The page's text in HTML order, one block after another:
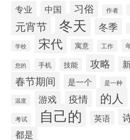
专业 中国 习俗 作者
元宵节 冬天 冬季
学校 宋代 寓意 工作
您的 手机 技能 攻略
春节期间 是一个 是一种
温度 游戏 疫情 的人
考试 自己的 英语
都是